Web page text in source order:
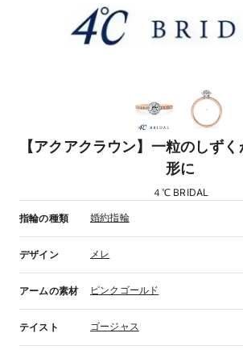
【アクアクラウン】一粒のしず
形に
４℃ BRIDAL
指輪の種類 婚約指輪
デザイン メレ
アームの素材 ピンクゴールド
テイスト ゴージャス